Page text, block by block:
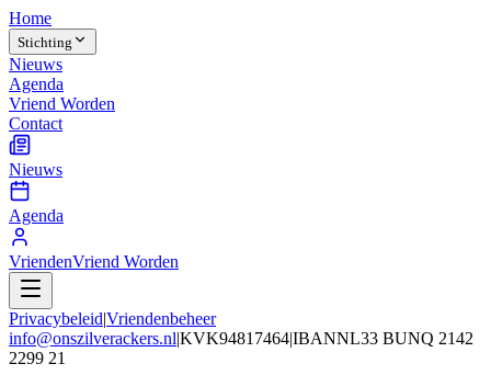
Home
Stichting
Nieuws
Agenda
Vriend Worden
Contact
Nieuws
Agenda
VriendenVriend Worden
Privacybeleid|Vriendenbeheer
info@onszilverackers.nl|KVK94817464|IBANNL33 BUNQ 2142
2299 21